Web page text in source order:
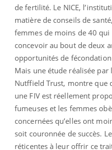
de fertilité. Le NICE,
matière de conseils de
femmes de moins de 40
concevoir au bout de deux
opportunités de
Mais une étude réalisée
Nutffield Trust, montre que
une FIV est réellement
fumeuses et les femmes
concernées qu’elles ont
soit couronnée de succès.
réticentes à leur offrir ce